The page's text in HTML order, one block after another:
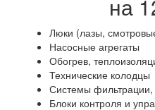
на
Люки (лазы,
Насосные агрегаты
Обогрев,
Технические колодцы
Системы фильтрации,
Блоки контроля и